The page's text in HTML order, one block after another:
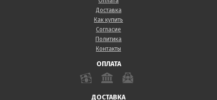
Доставка
Как купить
Согласие
Политика
Контакты
ОПЛАТА
ДОСТАВКА